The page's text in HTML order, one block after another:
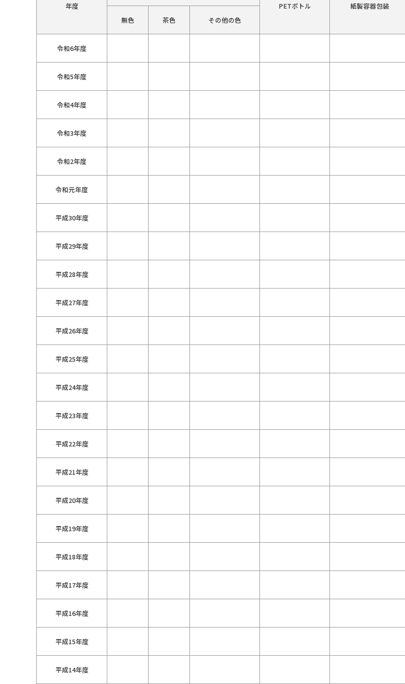
年度
PETボトル
紙製容器包装
無色
茶色 その他の色
令和6年度
令和5年度
令和4年度
令和3年度
令和2年度
令和元年度
平成30年度
平成29年度
平成28年度
平成27年度
平成26年度
平成25年度
平成24年度
平成23年度
平成22年度
平成21年度
平成20年度
平成19年度
平成18年度
平成17年度
平成16年度
平成15年度
平成14年度